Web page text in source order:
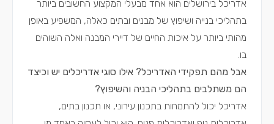
אדריכל בירושלים הוא אחד מבעלי המקצוע החשובים ביותר
בתהליכי בנייה ושיפוץ של מבנים ובתים כאלה, המשפיע באופן
מהותי ביותר על איכות החיים של דיירי המבנה ואלה השוהים
בו.
אבל מהם תפקידי האדריכל? אילו סוגי אדריכלים יש וכיצד
הם משתלבים בתהליכי הבניה והשיפוץ?
אדריכל יכול להתמחות בתכנון עירוני, או תכנון בתים,